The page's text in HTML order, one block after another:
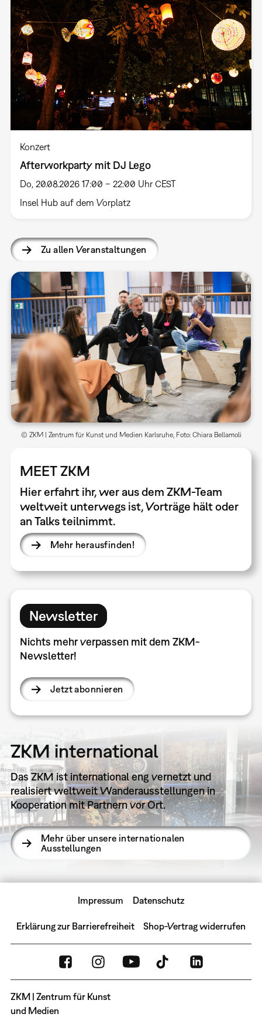
Konzert
Afterworkparty mit DJ Lego
Do, 20.08.2026 17:00 – 22:00 Uhr CEST
Insel Hub auf dem Vorplatz
Zu allen Veranstaltungen
MEET ZKM
Hier erfahrt ihr, wer aus dem ZKM-Team
weltweit unterwegs ist, Vorträge hält oder
an Talks teilnimmt.
Mehr herausfinden!
© ZKM | Zentrum für Kunst und Medien Karlsruhe, Foto: Chiara Bellamoli
Newsletter
Nichts mehr verpassen mit dem ZKM-
Newsletter!
Jetzt abonnieren
ZKM international
Das ZKM ist international eng vernetzt und
realisiert weltweit Wanderausstellungen in
Kooperation mit Partnern vor Ort.
Mehr über unsere internationalen
Ausstellungen
Impressum Datenschutz
Erklärung zur Barrierefreiheit Shop-Vertrag widerrufen
ZKM | Zentrum für Kunst
und Medien